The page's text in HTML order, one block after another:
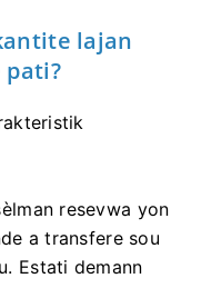
lajan
pati?
resevwa yon
a transfere sou
Estati demann